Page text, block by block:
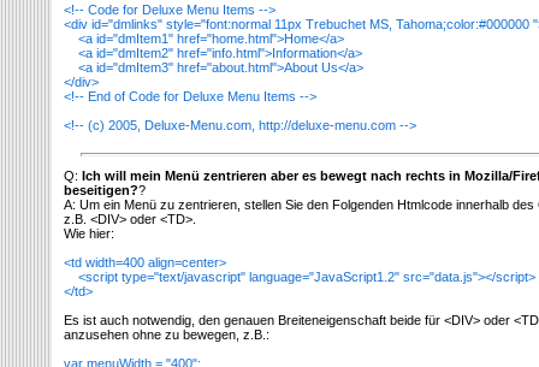
<!-- Code for Deluxe Menu Items -->
<div id="dmlinks" style="font:normal 11px Trebuchet MS, Tahoma;color:#000000
<a id="dmItem1" href="home.html">Home</a>
<a id="dmItem2" href="info.html">Information</a>
<a id="dmItem3" href="about.html">About Us</a>
</div>
<!-- End of Code for Deluxe Menu Items -->
<!-- (c) 2005, Deluxe-Menu.com, http://deluxe-menu.com -->
Q: Ich will mein Menü zentrieren aber es bewegt nach rechts in Mozilla/
beseitigen??
A: Um ein Menü zu zentrieren, stellen Sie den Folgenden Htmlcode innerhalb
z.B. <DIV> oder <TD>.
Wie hier:
<td width=400 align=center>
<script type="text/javascript" language="JavaScript1.2" src="data.js"></script>
</td>
Es ist auch notwendig, den genauen Breiteneigenschaft beide für <DIV> oder
anzusehen ohne zu bewegen, z.B.:
var menuWidth = "400";